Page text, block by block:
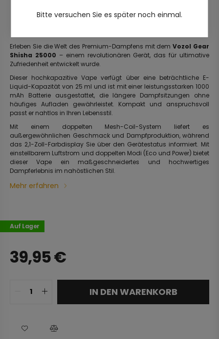
Bitte versuchen Sie es später noch einmal.
Erleben Sie die Welt des Premium-Dampfens mit demVozol Gear
Shisha 25000 – einem revolutionären Gerät, das für ultimative
Zufriedenheit entwickelt wurde.
Dieser hochkapazitive Vape verfügt über eine beträchtliche E-
Liquid-Kapazität von 25 ml und ist mit einer leistungsstarken 1000
mAh Batterie ausgestattet, die längere Dampfsitzungen ohne
häufiges Aufladen gewährleistet. Kompakt und anspruchsvoll
passt er nahtlos in Ihren Lebensstil.
Mit einem doppelten Mesh-Coil-System liefert es
außergewöhnlichen Geschmack und Dampfproduktion, während
das 2,1-Zoll-Farbdisplay Sie über den Gerätestatus informiert. Mit
einstellbarem Luftstrom und doppelten Modi (Eco und Power) bietet
dieser Vape ein maßgeschneidertes und hochwertiges
Dampferlebnis im nahöstlichen Stil.
Mehr erfahren
Auf Lager
39,95€
IN DEN WARENKORB